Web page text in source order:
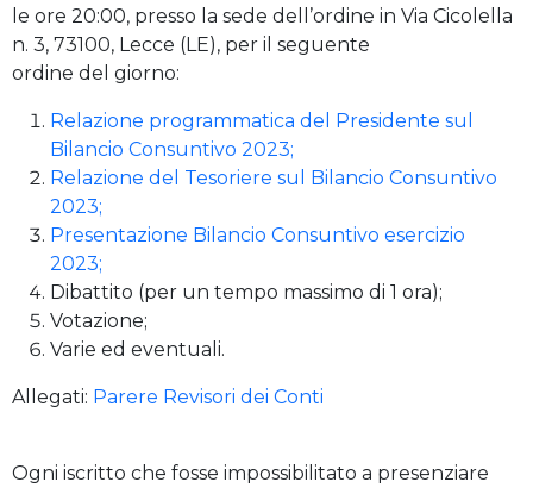
le ore 20:00, presso la sede dell’ordine in Via Cicolella
n. 3, 73100, Lecce (LE), per il seguente
ordine del giorno:
Relazione programmatica del Presidente sul
Bilancio Consuntivo 2023;
Relazione del Tesoriere sul Bilancio Consuntivo
2023;
Presentazione Bilancio Consuntivo esercizio
2023;
Dibattito (per un tempo massimo di 1 ora);
Votazione;
Varie ed eventuali.
Allegati: Parere Revisori dei Conti
Ogni iscritto che fosse impossibilitato a presenziare